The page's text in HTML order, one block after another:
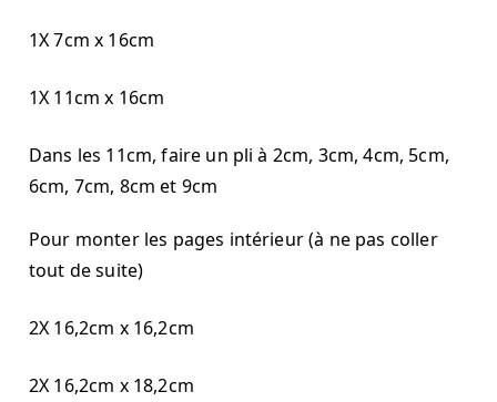
1X 7cm x 16cm
1X 11cm x 16cm
Dans les 11cm, faire un pli à 2cm, 3cm, 4cm, 5cm,
6cm, 7cm, 8cm et 9cm
Pour monter les pages intérieur (à ne pas coller
tout de suite)
2X 16,2cm x 16,2cm
2X 16,2cm x 18,2cm